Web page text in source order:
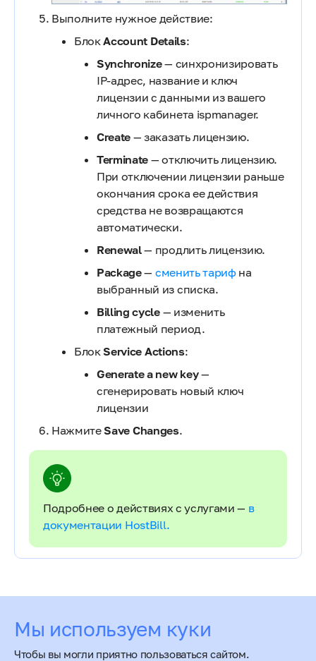
Выполните нужное действие:
БлокAccount Details:
Synchronize— синхронизировать
IP-адрес, название и ключ
лицензии с данными из вашего
личного кабинета ispmanager.
Create — заказать лицензию.
Terminate — отключить лицензию.
При отключении лицензии раньше
окончания срока ее действия
средства не возвращаются
автоматически.
Renewal— продлить лицензию.
Package— сменить тарифна
выбранный из списка.
Billing cycle— изменить
платежный период.
БлокService Actions:
Generate a new key—
сгенерировать новый ключ
лицензии
НажмитеSave Changes.
Подробнее о действиях с услугами — в
документации HostBill.
Мы используем куки
Чтобы вы могли приятно пользоваться сайтом.